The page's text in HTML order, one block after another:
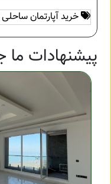
خرید آپارتمان ساحلی
پیشنهادات